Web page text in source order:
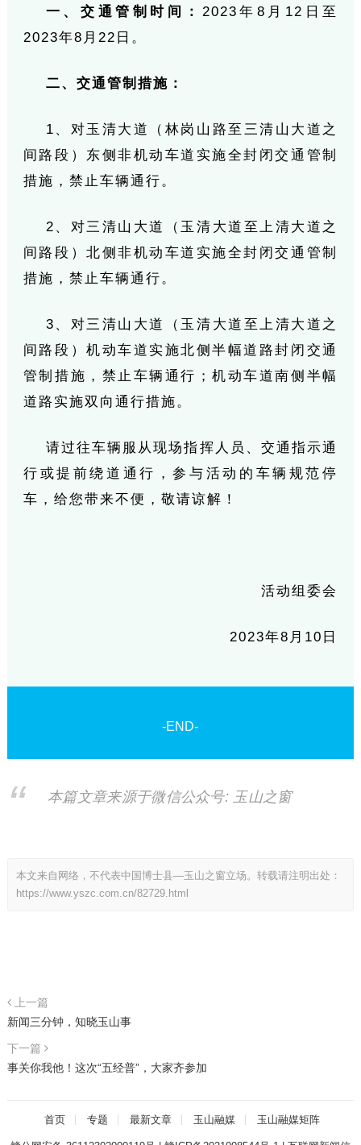
一、交通管制时间： 2023年8月12日至
2023年8月22日。
二、交通管制措施：
1、对玉清大道（林岗山路至三清山大道之
间路段）东侧非机动车道实施全封闭交通管制
措施，禁止车辆通行。
2、对三清山大道（玉清大道至上清大道之
间路段）北侧非机动车道实施全封闭交通管制
措施，禁止车辆通行。
3、对三清山大道（玉清大道至上清大道之
间路段）机动车道实施北侧半幅道路封闭交通
管制措施，禁止车辆通行；机动车道南侧半幅
道路实施双向通行措施。
请过往车辆服从现场指挥人员、交通指示通
行或提前绕道通行，参与活动的车辆规范停
车，给您带来不便，敬请谅解！
活动组委会
2023年8月10日
-END-
本篇文章来源于微信公众号: 玉山之窗
本文来自网络，不代表中国博士县—玉山之窗立场。转载请注明出处：
https://www.yszc.com.cn/82729.html
上一篇
​​新闻三分钟，知晓玉山事
下一篇
事关你我他！这次“五经普”，大家齐参加
首页 专题 最新文章 玉山融媒 玉山融媒矩阵